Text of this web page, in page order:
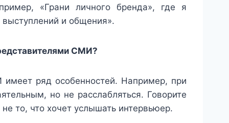
«Грани личного бренда», где я
и общения».
СМИ?
ряд особенностей. Например, при
но не расслабляться. Говорите
то, что хочет услышать интервьюер.